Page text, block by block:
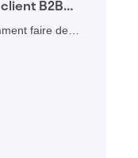
B2B
faire de